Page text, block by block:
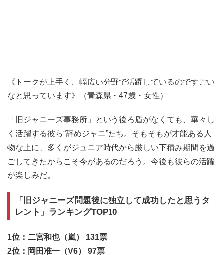
《トークが上手く、幅広い分野で活躍しているのですごい
なと思っています》（青森県・47歳・女性）
「旧ジャニーズ事務所」という後ろ盾がなくても、華々し
く活躍する彼ら“辞めジャニ”たち。そもそもが才能ある人
物な上に、多くがジュニア時代から厳しい下積み期間を過
ごしてきたからこそ今があるのだろう。今後も彼らの活躍
が楽しみだ。
「旧ジャニーズ問題後に独立して成功したと思うタ
レント」ランキングTOP10
1位：二宮和也（嵐） 131票
2位：岡田准一（V6） 97票